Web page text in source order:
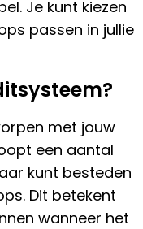
Je kunt kiezen
passen in jullie
met jouw
een aantal
kunt besteden
Dit betekent
wanneer het